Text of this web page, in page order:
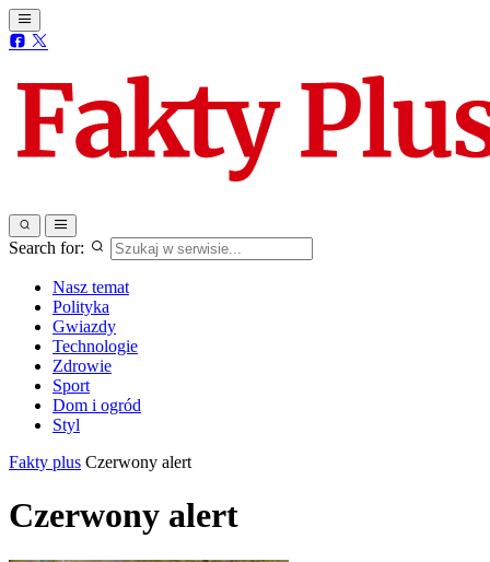
Search for:
Nasz temat
Polityka
Gwiazdy
Technologie
Zdrowie
Sport
Dom i ogród
Styl
Fakty plus Czerwony alert
Czerwony alert